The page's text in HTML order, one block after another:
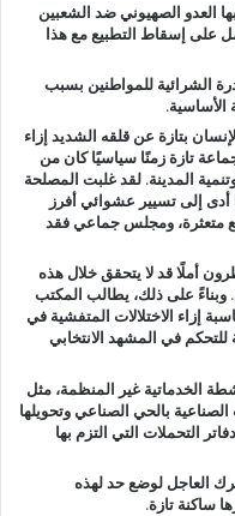
العدو الصهيوني ضد الشعبين
على إسقاط التطبيع مع هذا
الشرائية للمواطنين بسبب
الأساسية.
بتازة عن قلقه الشديد إزاء
تازة زمنًا سياسيًا كان من
المدينة. لقد غلبت المصلحة
أدى إلى تسيير عشوائي أفرز
متعثرة، ومجلس جماعي فقد
أملًا قد لا يتحقق خلال هذه
على ذلك، يطالب المكتب
إزاء الاختلالات المتفشية في
في المشهد الانتخابي
الخدماتية غير المنظمة، مثل
بالحي الصناعي وتحويلها
التحملات التي التزم بها
العاجل لوضع حد لهذه
ساكنة تازة.